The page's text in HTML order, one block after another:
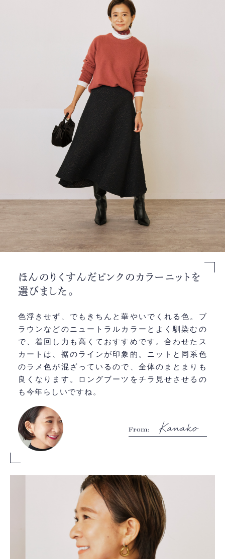
ほんのりくすんだ ピンクのカラーニットを
選びました。
色浮きせず、でもきちんと華やいでくれる色。ブ
ラウンなどのニュートラルカラーとよく馴染むの
で、着回し力も高くておすすめです。合わせたス
カートは、裾のラインが印象的。ニットと同系色
のラメ色が混ざっているので、全体のまとまりも
良くなります。ロングブーツをチラ見せさせるの
も今年らしいですね。
From: